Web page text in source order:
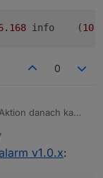
	info	(
0
danach kam
v1.0.x: